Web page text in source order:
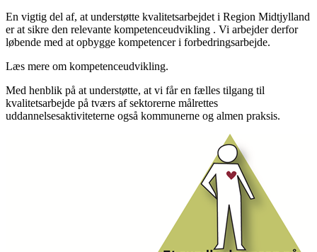
En vigtig del af, at understøtte kvalitetsarbejdet i Region Midtjylland
er at sikre den relevante kompetenceudvikling . Vi arbejder derfor
løbende med at opbygge kompetencer i forbedringsarbejde.
Læs mere om kompetenceudvikling.
Med henblik på at understøtte, at vi får en fælles tilgang til
kvalitetsarbejde på tværs af sektorerne målrettes
uddannelsesaktiviteterne også kommunerne og almen praksis.